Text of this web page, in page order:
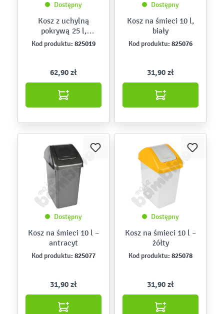
Dostępny
Kosz z uchylną
pokrywą 25 l,
antracyt
Kod produktu: 825019
62,90 zł
Dostępny
Kosz na śmieci 10 l,
biały
Kod produktu: 825076
31,90 zł
Dostępny
Kosz na śmieci 10 l –
antracyt
Kod produktu: 825077
31,90 zł
Dostępny
Kosz na śmieci 10 l –
żółty
Kod produktu: 825078
31,90 zł